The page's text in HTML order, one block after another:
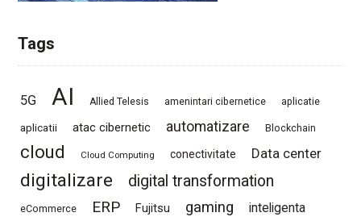
Tags
5G AI Allied Telesis amenintari cibernetice aplicatie
aplicatii atac cibernetic automatizare Blockchain
cloud Cloud Computing conectivitate Data center
digitalizare digital transformation
eCommerce ERP Fujitsu gaming
inteligenta